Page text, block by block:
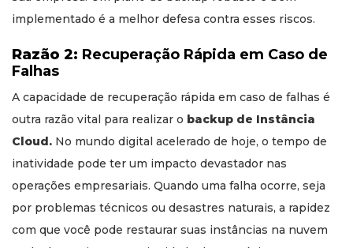
implementado é a melhor defesa contra esses riscos.
Razão 2: Recuperação Rápida em Caso de
Falhas
A capacidade de recuperação rápida em caso de falhas é
outra razão vital para realizar o backup de Instância
Cloud. No mundo digital acelerado de hoje, o tempo de
inatividade pode ter um impacto devastador nas
operações empresariais. Quando uma falha ocorre, seja
por problemas técnicos ou desastres naturais, a rapidez
com que você pode restaurar suas instâncias na nuvem